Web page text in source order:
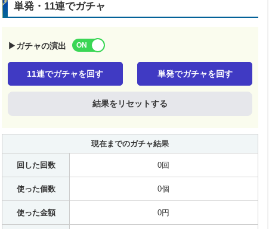
単発・11連でガチャ
▶ガチャの演出
11連でガチャを回す 単発でガチャを回す
結果をリセットする
現在までのガチャ結果
回した回数 0回
使った個数 0個
使った金額 0円